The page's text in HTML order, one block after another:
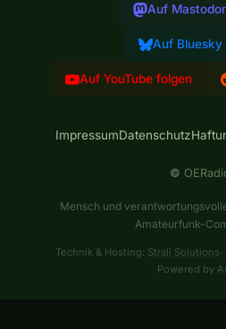
Auf
Auf Bluesky
Auf YouTube folgen
ImpressumDatenschutz
©
Mensch und
Amateurfunk-
Technik & Hosting: Strali Solutions·
Powered by